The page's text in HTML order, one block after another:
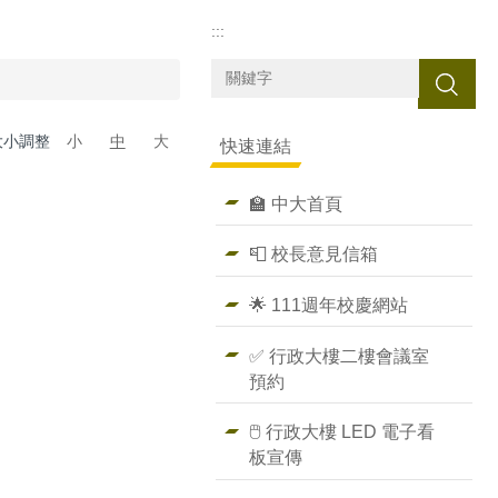
調整 小 中 大
:::
搜尋
快速連結
🏫 中大首頁
📮 校長意見信箱
🌟 111週年校慶網站
✅ 行政大樓二樓會議室
預約
🖱️ 行政大樓 LED 電子看
板宣傳